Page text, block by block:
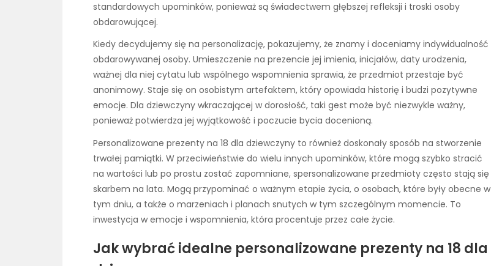
standardowych upominków, ponieważ są świadectwem głębszej refleksji i troski osoby
obdarowującej.
Kiedy decydujemy się na personalizację, pokazujemy, że znamy i doceniamy indywidualność
obdarowywanej osoby. Umieszczenie na prezencie jej imienia, inicjałów, daty urodzenia,
ważnej dla niej cytatu lub wspólnego wspomnienia sprawia, że przedmiot przestaje być
anonimowy. Staje się on osobistym artefaktem, który opowiada historię i budzi pozytywne
emocje. Dla dziewczyny wkraczającej w dorosłość, taki gest może być niezwykle ważny,
ponieważ potwierdza jej wyjątkowość i poczucie bycia docenioną.
Personalizowane prezenty na 18 dla dziewczyny to również doskonały sposób na stworzenie
trwałej pamiątki. W przeciwieństwie do wielu innych upominków, które mogą szybko stracić
na wartości lub po prostu zostać zapomniane, spersonalizowane przedmioty często stają się
skarbem na lata. Mogą przypominać o ważnym etapie życia, o osobach, które były obecne w
tym dniu, a także o marzeniach i planach snutych w tym szczególnym momencie. To
inwestycja w emocje i wspomnienia, która procentuje przez całe życie.
Jak wybrać idealne personalizowane prezenty na 18 dla